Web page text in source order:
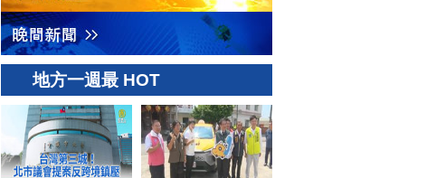
地方一週最 HOT